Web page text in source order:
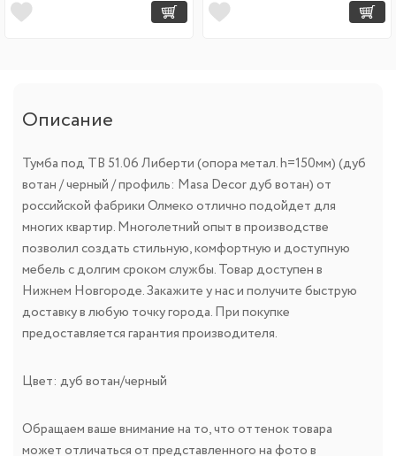
Описание
Тумба под ТВ 51.06 Либерти (опора метал. h=150мм) (дуб
вотан / черный / профиль: Masa Decor дуб вотан) от
российской фабрики Олмеко отлично подойдет для
многих квартир. Многолетний опыт в производстве
позволил создать стильную, комфортную и доступную
мебель с долгим сроком службы. Товар доступен в
Нижнем Новгороде. Закажите у нас и получите быструю
доставку в любую точку города. При покупке
предоставляется гарантия производителя.
Цвет: дуб вотан/черный
Обращаем ваше внимание на то, что оттенок товара
может отличаться от представленного на фото в